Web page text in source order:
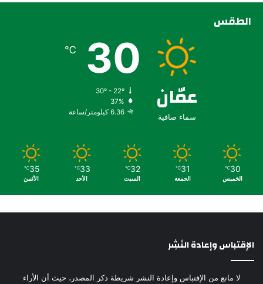
الطقس
عمّان
سماء صافية
30
℃
30º - 22º
37%
6.36 كيلومتر/ساعة
30
℃
الخميس
31
℃
الجمعة
32
℃
السبت
33
℃
الأحد
35
℃
الأثنين
الإقتباس وإعادة النَشِر
لا مانع من الإقتباس وإعادة النشر شريطة ذكر المصدر، حيث أن الأراء